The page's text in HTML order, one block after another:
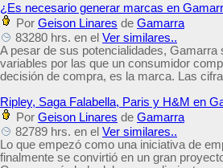
¿Es necesario generar marcas en
Por Geison Linares de Gamarra
83280 hrs. en el Ver similares..
A pesar de sus potencialidades,
variables por las que un consumidor
decisión de compra, es la marca. Las
Ripley, Saga Falabella, Paris y H&M en
Por Geison Linares de Gamarra
82789 hrs. en el Ver similares..
Lo que empezó como una iniciativa de
finalmente se convirtió en un gran